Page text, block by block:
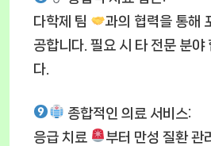
다학제 팀
과의 협력을 통해
공합니다. 필요 시 타 전문 분야
다.
종합적인 의료 서비스:
응급 치료
부터 만성 질환 관